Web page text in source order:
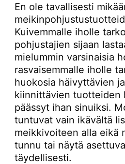
En ole tavallisesti
Kuivemmalle iholle
pohjustajien sijaan
mielummin varsinaisia
rasvaisemmalle iholle
huokosia häivyttävien
kiinnittävien tuotteiden
päässyt ihan sinuiksi.
tuntuvat vain ikävältä
meikkivoiteen alla eikä
tunnu tai näytä
täydellisesti.